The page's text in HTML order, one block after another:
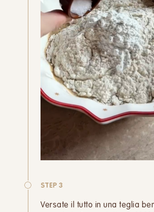
STEP 3
Versate il tutto in una teglia